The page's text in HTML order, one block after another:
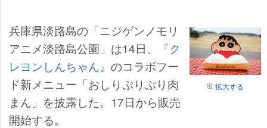
拡大する
兵庫県淡路島の「ニジゲンノモリ
アニメ淡路島公園」は14日、『ク
レヨンしんちゃん 』のコラボフー
ド新メニュー「おしりぷりぷり肉
まん」を披露した。17日から販売
開始する。